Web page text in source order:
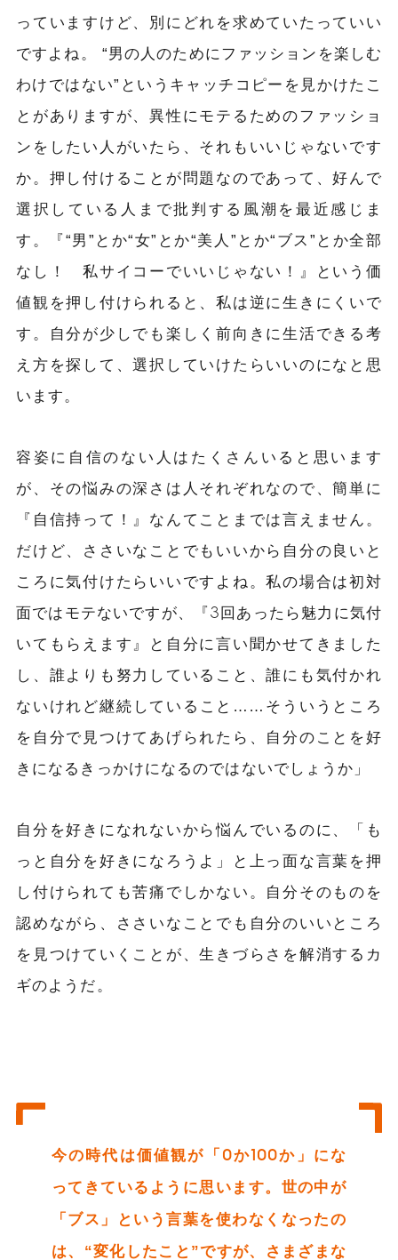
っていますけど、別にどれを求めていたっていい
ですよね。 “男の人のためにファッションを楽しむ
わけではない”というキャッチコピーを見かけたこ
とがありますが、異性にモテるためのファッショ
ンをしたい人がいたら、それもいいじゃないです
か。押し付けることが問題なのであって、好んで
選択している人まで批判する風潮を最近感じま
す。『“男”とか“女”とか“美人”とか“ブス”とか全部
なし！ 私サイコーでいいじゃない！』という価
値観を押し付けられると、私は逆に生きにくいで
す。自分が少しでも楽しく前向きに生活できる考
え方を探して、選択していけたらいいのになと思
います。
容姿に自信のない人はたくさんいると思います
が、その悩みの深さは人それぞれなので、簡単に
『自信持って！』なんてことまでは言えません。
だけど、ささいなことでもいいから自分の良いと
ころに気付けたらいいですよね。私の場合は初対
面ではモテないですが、『3回あったら魅力に気付
いてもらえます』と自分に言い聞かせてきました
し、誰よりも努力していること、誰にも気付かれ
ないけれど継続していること……そういうところ
を自分で見つけてあげられたら、自分のことを好
きになるきっかけになるのではないでしょうか」
自分を好きになれないから悩んでいるのに、「も
っと自分を好きになろうよ」と上っ面な言葉を押
し付けられても苦痛でしかない。自分そのものを
認めながら、ささいなことでも自分のいいところ
を見つけていくことが、生きづらさを解消するカ
ギのようだ。
今の時代は価値観が「0か100か」にな
ってきているように思います。世の中が
「ブス」という言葉を使わなくなったの
は、“変化したこと”ですが、さまざまな